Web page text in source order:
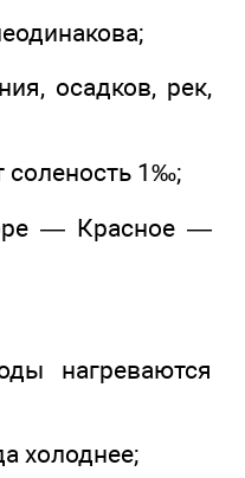
осадков, рек,
соленость 1‰;
— Красное —
нагреваются
холоднее;